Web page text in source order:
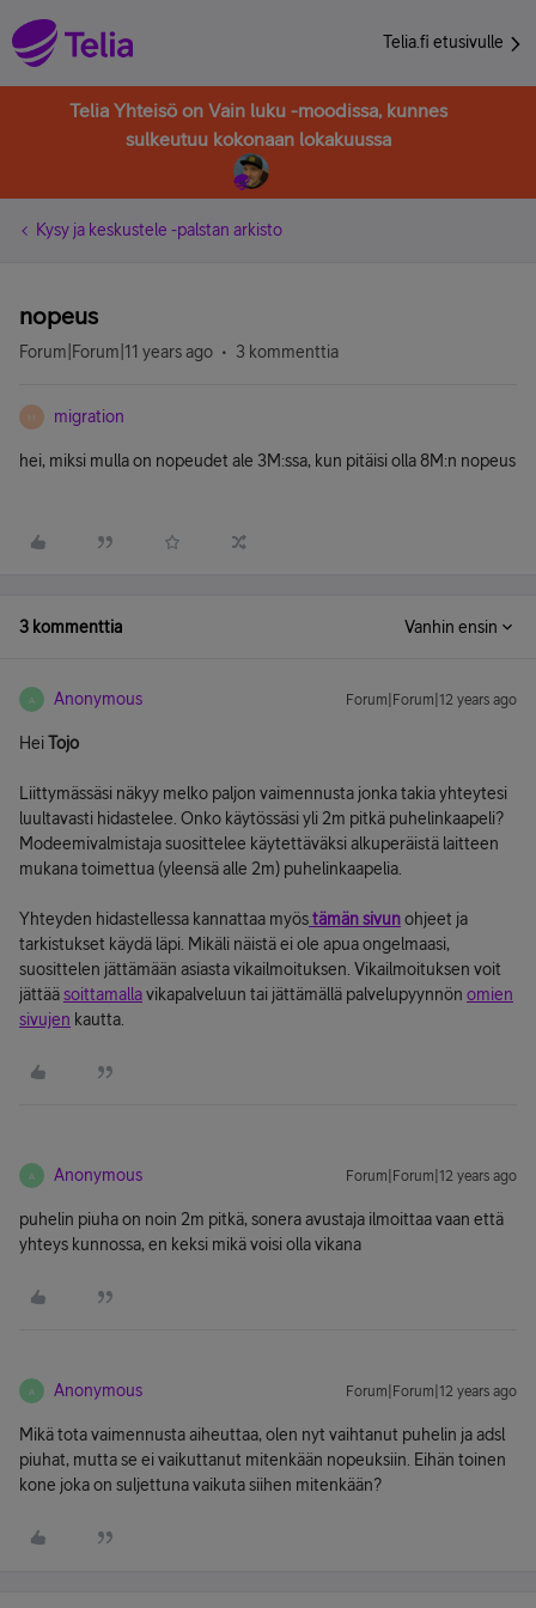
Telia.fi etusivulle
Telia Yhteisö on Vain luku -moodissa, kunnes
sulkeutuu kokonaan lokakuussa
Kysy ja keskustele -palstan arkisto
nopeus
Forum|Forum|11 years ago 3 kommenttia
M migration
hei, miksi mulla on nopeudet ale 3M:ssa, kun pitäisi olla 8M:n nopeus
3 kommenttia Vanhin ensin
A Anonymous Forum|Forum|12 years ago
HeiTojo
Liittymässäsi näkyy melko paljon vaimennusta jonka takia yhteytesi
luultavasti hidastelee. Onko käytössäsi yli 2m pitkä puhelinkaapeli?
Modeemivalmistaja suosittelee käytettäväksi alkuperäistä laitteen
mukana toimettua (yleensä alle 2m) puhelinkaapelia.
Yhteyden hidastellessa kannattaa myöstämän sivunohjeet ja
tarkistukset käydä läpi. Mikäli näistä ei ole apua ongelmaasi,
suosittelen jättämään asiasta vikailmoituksen. Vikailmoituksen voit
jättääsoittamallavikapalveluun tai jättämällä palvelupyynnön omien
sivujen kautta.
A Anonymous Forum|Forum|12 years ago
puhelin piuha on noin 2m pitkä, sonera avustaja ilmoittaa vaan että
yhteys kunnossa, en keksi mikä voisi olla vikana
A Anonymous Forum|Forum|12 years ago
Mikä tota vaimennusta aiheuttaa, olen nyt vaihtanut puhelin ja adsl
piuhat, mutta se ei vaikuttanut mitenkään nopeuksiin. Eihän toinen
kone joka on suljettuna vaikuta siihen mitenkään?